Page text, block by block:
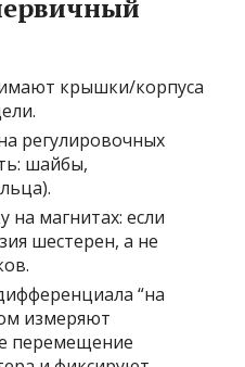
крышки/корпуса
регулировочных
шайбы,
на магнитах: если
шестерен, а не
“на
измеряют
перемещение